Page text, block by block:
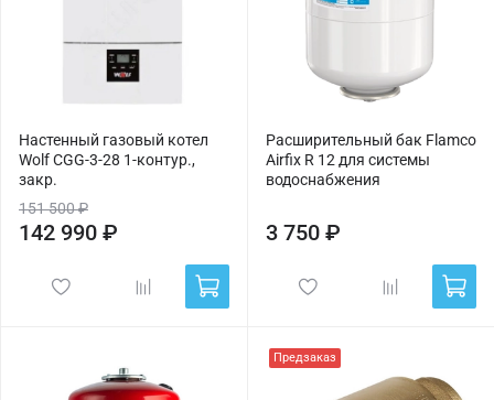
Настенный газовый котел
Wolf CGG-3-28 1-контур.,
закр.
151 500 ₽
142 990 ₽
Расширительный бак Flamco
Airfix R 12 для системы
водоснабжения
3 750 ₽
Предзаказ